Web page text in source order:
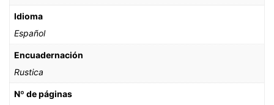
Idioma
Español
Encuadernación
Rustica
Nº de páginas